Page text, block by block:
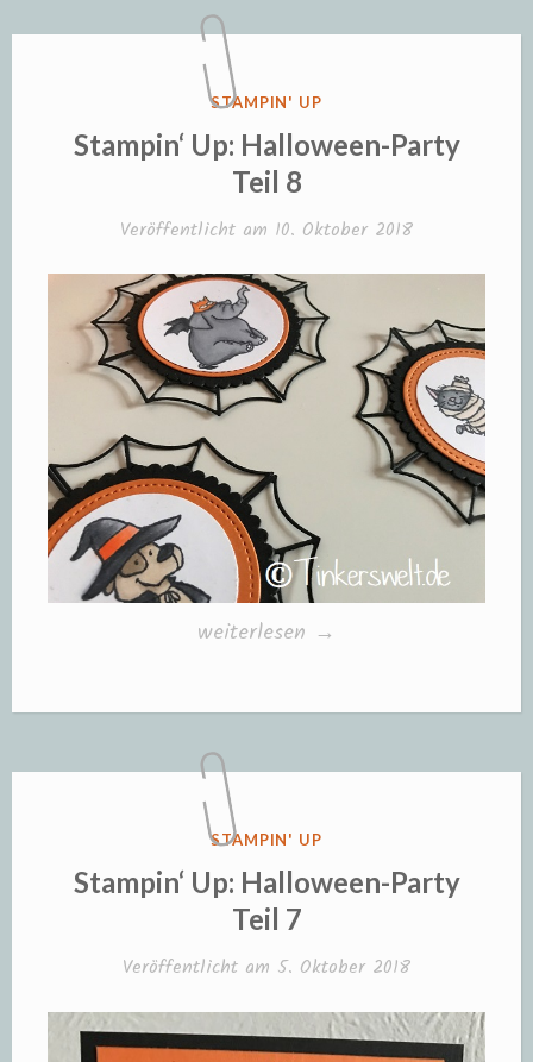
Teil
9“
VERÖFFENTLICHT
STAMPIN' UP
Stampin‘ Up: Halloween-Party
Teil 8
Veröffentlicht am 10. Oktober 2018
„Stampin‘
Halloween-
Party
Teil
8“
weiterlesen →
VERÖFFENTLICHT
STAMPIN' UP
Stampin‘ Up: Halloween-Party
Teil 7
Veröffentlicht am 5. Oktober 2018